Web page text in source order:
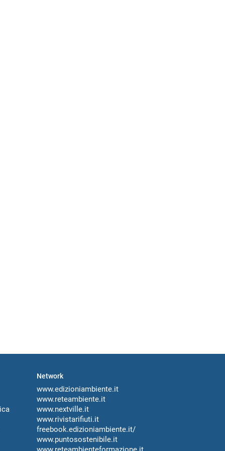
Network
www.edizioniambiente.it
www.reteambiente.it
www.nextville.it
www.rivistarifiuti.it
freebook.edizioniambiente.it/
www.puntosostenibile.it